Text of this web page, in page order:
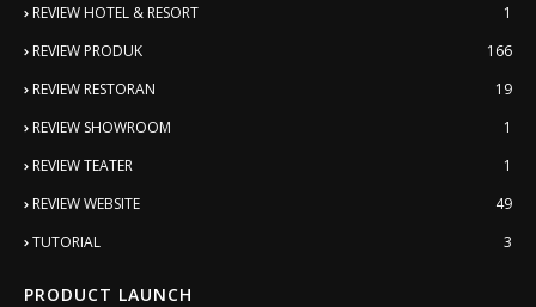
REVIEW HOTEL & RESORT
1
REVIEW PRODUK
166
REVIEW RESTORAN
19
REVIEW SHOWROOM
1
REVIEW TEATER
1
REVIEW WEBSITE
49
TUTORIAL
3
PRODUCT LAUNCH